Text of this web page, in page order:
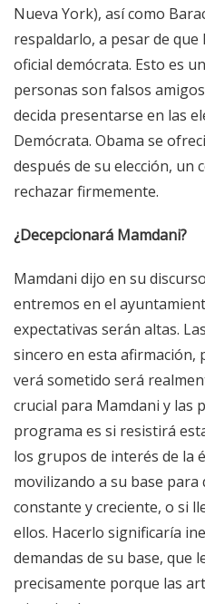
Nueva York), así como
respaldarlo, a pesar de
oficial demócrata. Esto es
personas son falsos
decida presentarse en las
Demócrata. Obama se
después de su elección, un
rechazar firmemente.
¿Decepcionará Mamdani?
Mamdani dijo en su
entremos en el
expectativas serán altas.
sincero en esta afirmación,
verá sometido será
crucial para Mamdani y las
programa es si resistirá
los grupos de interés de la
movilizando a su base para
constante y creciente, o si
ellos. Hacerlo significaría
demandas de su base, que
precisamente porque las